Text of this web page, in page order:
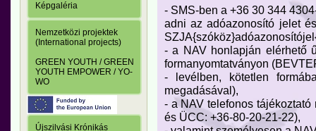
Képgaléria
Nemzetközi projektek
(International projects)
GREEN YOUTH / GREEN
YOUTH EMPOWER / YO-
WO
Újszilvási Krónikás
- SMS-ben a +36 30 344
adni az adóazonosító jelet
- a NAV honlapján elérhető
formanyomtatványon
- levélben, kötetlen
megadásával),
- a NAV telefonos
és ÜCC: +36-80-20-21-22),